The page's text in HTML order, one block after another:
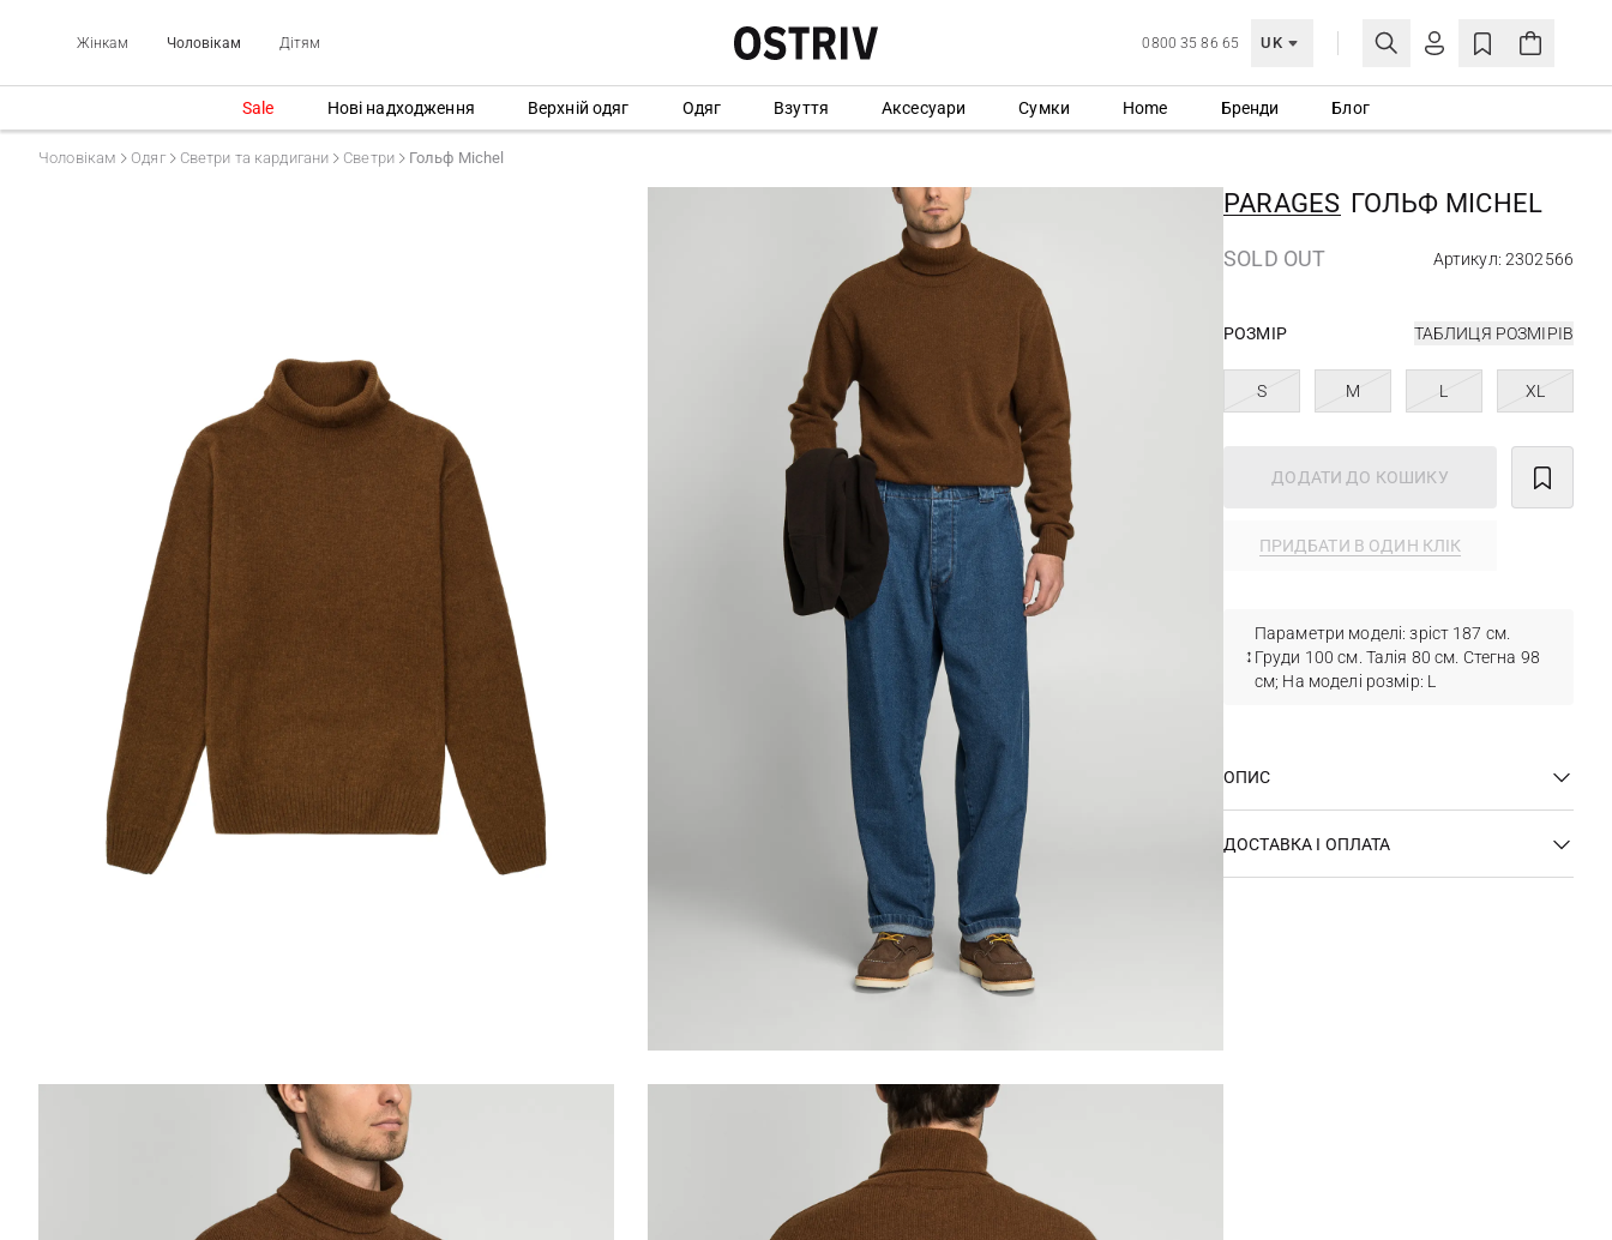
Жінкам Чоловікам Дітям 0800 35 86 65 UK
МОЯ ОБЛІКІВКА
СТВОРИТИ ОБЛІКІВКУ
Sale Нові надходження Верхній одяг Одяг Взуття Аксесуари Сумки Home Бренди Блог
Чоловікам Одяг Светри та кардигани Светри Гольф Michel
PARAGES ГОЛЬФ MICHEL
SOLD OUT Артикул: 2302566
РОЗМІР ТАБЛИЦЯ РОЗМІРІВ
S M L XL
ДОДАТИ ДО КОШИКУ
ПРИДБАТИ В ОДИН КЛІК
Параметри моделі: зріст 187 см.
Груди 100 см. Талія 80 см. Стегна 98
см; На моделі розмір: L
ОПИС
ДОСТАВКА І ОПЛАТА